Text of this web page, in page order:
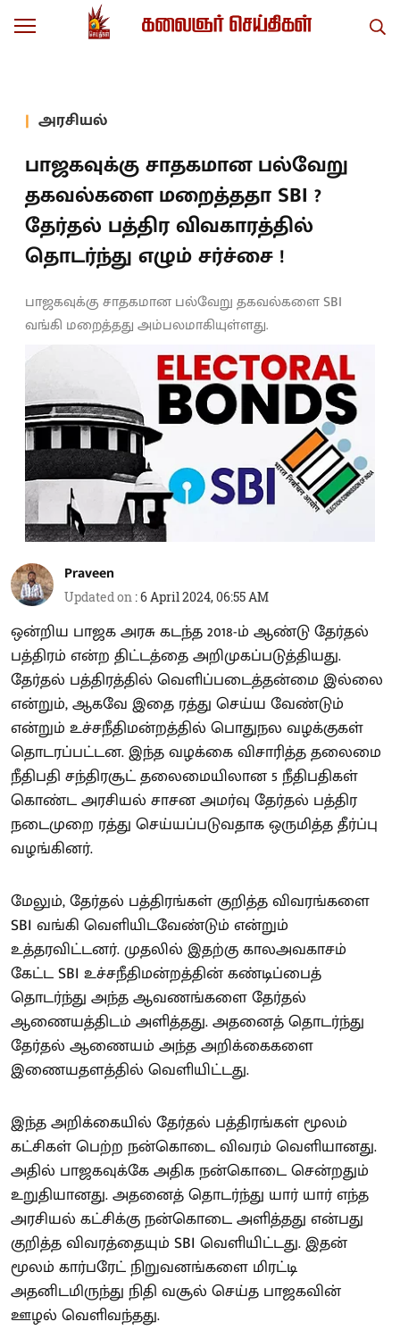
அரசியல்
பாஜகவுக்கு சாதகமான பல்வேறு
தகவல்களை மறைத்ததா SBI ?
தேர்தல் பத்திர விவகாரத்தில்
தொடர்ந்து எழும் சர்ச்சை !
பாஜகவுக்கு சாதகமான பல்வேறு தகவல்களை SBI
வங்கி மறைத்தது அம்பலமாகியுள்ளது.
Praveen
Updated on :6 April 2024, 06:55 AM
ஒன்றிய பாஜக அரசு கடந்த 2018-ம் ஆண்டு தேர்தல்
பத்திரம் என்ற திட்டத்தை அறிமுகப்படுத்தியது.
தேர்தல் பத்திரத்தில் வெளிப்படைத்தன்மை இல்லை
என்றும், ஆகவே இதை ரத்து செய்ய வேண்டும்
என்றும் உச்சநீதிமன்றத்தில் பொதுநல வழக்குகள்
தொடரப்பட்டன. இந்த வழக்கை விசாரித்த தலைமை
நீதிபதி சந்திரசூட் தலைமையிலான 5 நீதிபதிகள்
கொண்ட அரசியல் சாசன அமர்வு தேர்தல் பத்திர
நடைமுறை ரத்து செய்யப்படுவதாக ஒருமித்த தீர்ப்பு
வழங்கினர்.
மேலும், தேர்தல் பத்திரங்கள் குறித்த விவரங்களை
SBI வங்கி வெளியிடவேண்டும் என்றும்
உத்தரவிட்டனர். முதலில் இதற்கு காலஅவகாசம்
கேட்ட SBI உச்சநீதிமன்றத்தின் கண்டிப்பைத்
தொடர்ந்து அந்த ஆவணங்களை தேர்தல்
ஆணையத்திடம் அளித்தது. அதனைத் தொடர்ந்து
தேர்தல் ஆணையம் அந்த அறிக்கைகளை
இணையதளத்தில் வெளியிட்டது.
இந்த அறிக்கையில் தேர்தல் பத்திரங்கள் மூலம்
கட்சிகள் பெற்ற நன்கொடை விவரம் வெளியானது.
அதில் பாஜகவுக்கே அதிக நன்கொடை சென்றதும்
உறுதியானது. அதனைத் தொடர்ந்து யார் யார் எந்த
அரசியல் கட்சிக்கு நன்கொடை அளித்தது என்பது
குறித்த விவரத்தையும் SBI வெளியிட்டது. இதன்
மூலம் கார்பரேட் நிறுவனங்களை மிரட்டி
அதனிடமிருந்து நிதி வசூல் செய்த பாஜகவின்
ஊழல் வெளிவந்தது.